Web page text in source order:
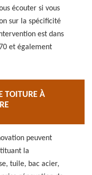
écouter si vous
sur la spécificité
est dans
et également
TOITURE À
peuvent
la
tuile, bac acier,